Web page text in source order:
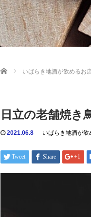
Home いばらき地酒が飲めるお
日立の老舗焼き
2021.06.8 いばらき地酒が飲
Tweet Share +1